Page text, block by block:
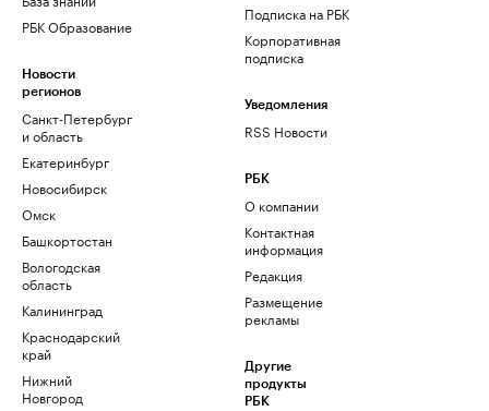
РБК Образование
Новости
регионов
Санкт-Петербург
и область
Екатеринбург
Новосибирск
Омск
Башкортостан
Вологодская
область
Калининград
Краснодарский
край
Нижний
Новгород
Подписка на РБК
Корпоративная
подписка
Уведомления
RSS Новости
РБК
О компании
Контактная
информация
Редакция
Размещение
рекламы
Другие
продукты
РБК